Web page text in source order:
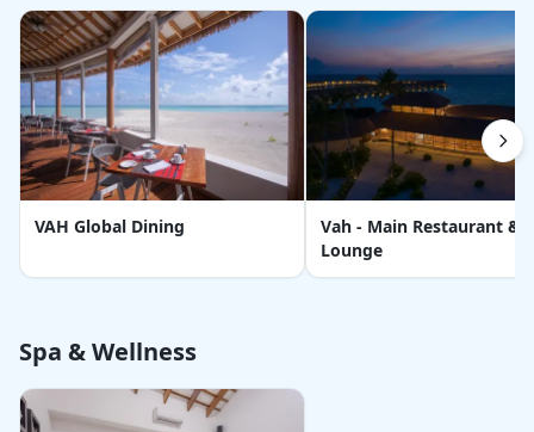
VAH Global Dining
Vah - Main Restaurant &
Lounge
Spa & Wellness